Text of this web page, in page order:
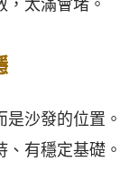
太滿會堵。
沙發的位置。
有穩定基礎。